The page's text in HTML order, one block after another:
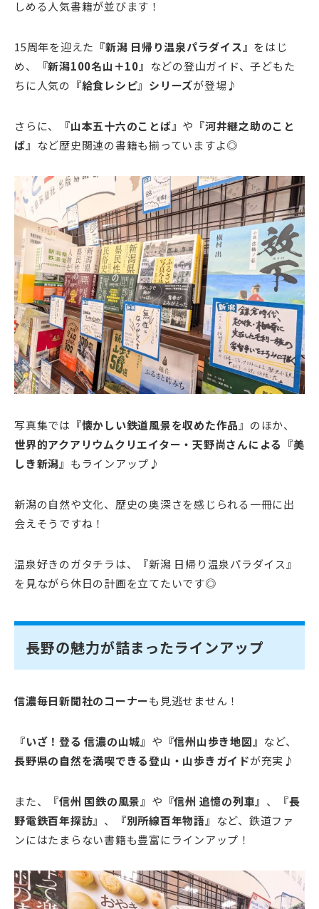
しめる人気書籍が並びます！
15周年を迎えた 『新潟 日帰り温泉パラダイス』 をはじ
め、
『新潟100名山＋10』 などの登山ガイド、子どもた
ちに人気の 『給食レシピ』シリーズが登場♪
さらに、 『山本五十六のことば』 や 『河井継之助のこと
ば』 など歴史関連の書籍も揃っていますよ◎
写真集では 『懐かしい鉄道風景を収めた作品 』のほか、
世界的アクアリウムクリエイター・天野尚さんによる『美
しき新潟』 もラインアップ♪
新潟の自然や文化、歴史の奥深さを感じられる一冊に出
会えそうですね！
温泉好きのガタチラは、『新潟 日帰り温泉パラダイス』
を見ながら休日の計画を立てたいです◎
長野の魅力が詰まったラインアップ
信濃毎日新聞社のコーナーも見逃せません！
『いざ！登る 信濃の山城』 や 『信州山歩き地図』 など、
長野県の自然を満喫できる登山・山歩きガイドが充実♪
また、 『信州 国鉄の風景』 や 『信州 追憶の列車』 、
『長
野電鉄百年探訪』 、 『別所線百年物語』 など、鉄道ファ
ンにはたまらない書籍も豊富にラインアップ！